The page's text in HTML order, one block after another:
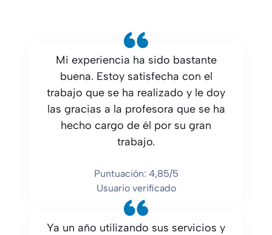
Mi experiencia ha sido bastante
buena. Estoy satisfecha con el
trabajo que se ha realizado y le doy
las gracias a la profesora que se ha
hecho cargo de él por su gran
trabajo.
Puntuación: 4,85/5
Usuario verificado
Ya un año utilizando sus servicios y